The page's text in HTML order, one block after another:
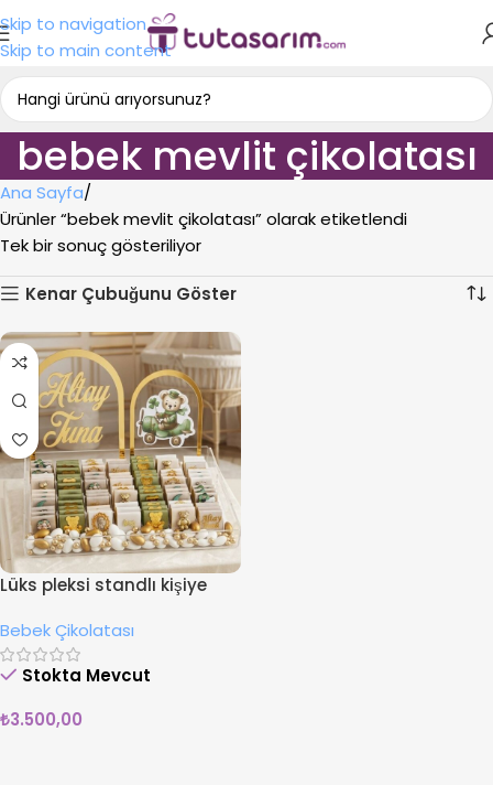
Skip to navigation
Skip to main content
bebek mevlit çikolatası
Ana Sayfa
Ürünler “bebek mevlit çikolatası” olarak etiketlendi
Tek bir sonuç gösteriliyor
Kenar Çubuğunu Göster
Lüks pleksi standlı kişiye
Bebek Çikolatası
Stokta Mevcut
₺3.500,00